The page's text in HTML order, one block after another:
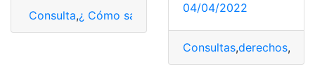
Consulta,¿ Cómo saber? Bono,Infancia,Niños
04/04/2022
Consultas,derechos,